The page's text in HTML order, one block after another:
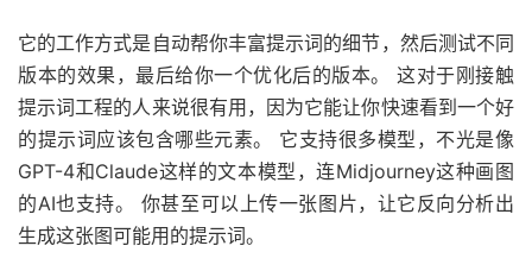
它的工作方式是自动帮你丰富提示词的细节，然后测试不同
版本的效果，最后给你一个优化后的版本。 这对于刚接触
提示词工程的人来说很有用，因为它能让你快速看到一个好
的提示词应该包含哪些元素。 它支持很多模型，不光是像
GPT-4和Claude这样的文本模型，连Midjourney这种画图
的AI也支持。 你甚至可以上传一张图片，让它反向分析出
生成这张图可能用的提示词。